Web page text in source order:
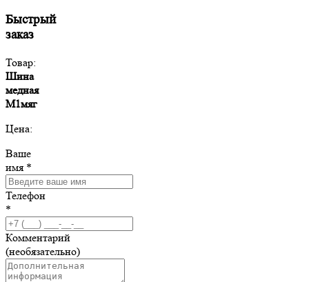
Быстрый
заказ
Товар:
Шина
медная
М1мяг
Цена:
Ваше
имя *
Телефон
*
Комментарий
(необязательно)